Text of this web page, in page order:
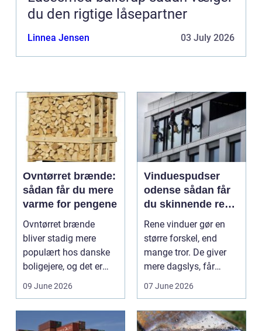
du den rigtige låsepartner
Linnea Jensen 03 July 2026
Ovntørret brænde:
sådan får du mere
varme for pengene
Ovntørret brænde
bliver stadig mere
populært hos danske
boligejere, og det er
ikke uden grund. Når
09 June 2026
Vinduespudser
odense sådan får
du skinnende rene
ruder året rundt
Rene vinduer gør en
større forskel, end
mange tror. De giver
mere dagslys, får
boligen eller virksom...
07 June 2026